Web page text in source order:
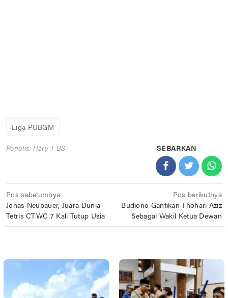
Liga PUBGM
Penulis: Hary T BS SEBARKAN
Navigasi
pos
Pos sebelumnya
Jonas Neubauer, Juara Dunia
Tetris CTWC 7 Kali Tutup Usia
Pos berikutnya
Budiono Gantikan Thohari Aziz
Sebagai Wakil Ketua Dewan